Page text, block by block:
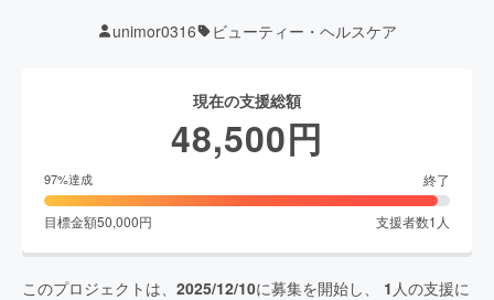
unimor0316 ビューティー・ヘルスケア
現在の支援総額
48,500円
97%達成 終了
目標金額50,000円 支援者数1 人
このプロジェクトは、 2025/12/10に募集を開始し、 1 人の支援に